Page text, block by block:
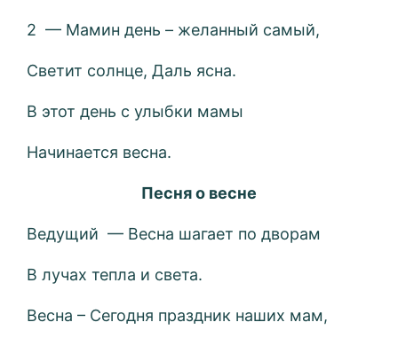
2 — Мамин день – желанный самый,
Светит солнце, Даль ясна.
В этот день с улыбки мамы
Начинается весна.
Песня о весне
Ведущий — Весна шагает по дворам
В лучах тепла и света.
Весна – Сегодня праздник наших мам,